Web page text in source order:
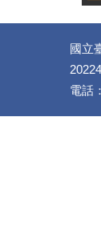
國立
電話